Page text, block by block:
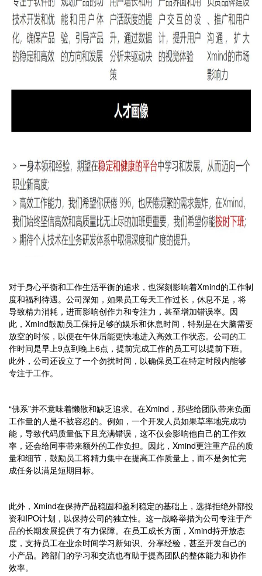
对于身心平衡和工作生活平衡的追求，也深刻影响着Xmind的工作制
度和福利待遇。公司深知，如果员工每天工作过长，休息不足，将
导致精力消耗，进而影响创作力和专注力，甚至增加错误率。因
此，Xmind鼓励员工保持足够的娱乐和休息时间，特别是在大脑需要
放空的时候，以便在午休后能更快地进入高效工作状态。公司的工
作时间是早上9点到晚上6点，提前完成工作的员工可以提前下班。
此外，公司还设立了一个勿扰时间，以确保员工在特定时段内能够
专注于工作。
“佛系”并不意味着懒散和缺乏追求。在Xmind，那些给团队带来负面
工作量的人是不被容忍的。例如，一个开发人员如果草率地完成功
能，导致代码质量低下且充满错误，这不仅会影响他自己的工作效
率，还会给同事带来额外的工作负担。因此，Xmind更注重产品的质
量和细节，鼓励员工将精力集中在提高工作质量上，而不是匆忙完
成任务以满足短期目标。
此外，Xmind在保持产品稳固和盈利稳定的基础上，选择拒绝外部投
资和IPO计划，以保持公司的独立性。这一战略举措为公司专注于产
品的长期发展提供了有力保障。在员工成长方面，Xmind持开放态
度，支持员工在业余时间学习新知识、分享经验，甚至开发自己的
小产品。跨部门的学习和交流也有助于提高团队的整体能力和协作
效率。